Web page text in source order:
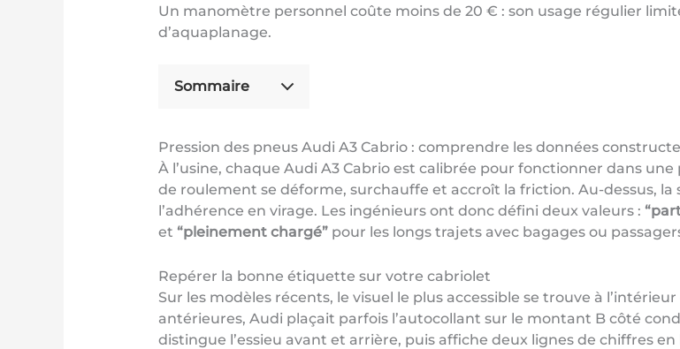
Un manomètre personnel coûte moins de 20 € : son usage régulier
d’aquaplanage.
Sommaire
Pression des pneus Audi A3 Cabrio : comprendre les données
À l’usine, chaque Audi A3 Cabrio est calibrée pour fonctionner dans
de roulement se déforme, surchauffe et accroît la friction. Au-dessus,
l’adhérence en virage. Les ingénieurs ont donc défini deux valeurs :
et “pleinement chargé”pour les longs trajets avec bagages ou
Repérer la bonne étiquette sur votre cabriolet
Sur les modèles récents, le visuel le plus accessible se trouve à
antérieures, Audi plaçait parfois l’autocollant sur le montant B côté
distingue l’essieu avant et arrière, puis affiche deux lignes de chiffres